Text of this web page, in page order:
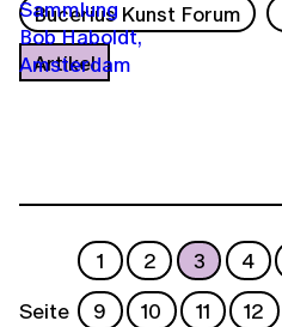
Bucerius Kunst Forum
Artikel
Seite
1 2 3 4
9
10 11 12